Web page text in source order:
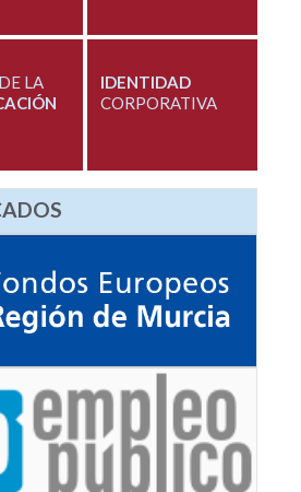
LA
IDENTIDAD
CORPORATIVA